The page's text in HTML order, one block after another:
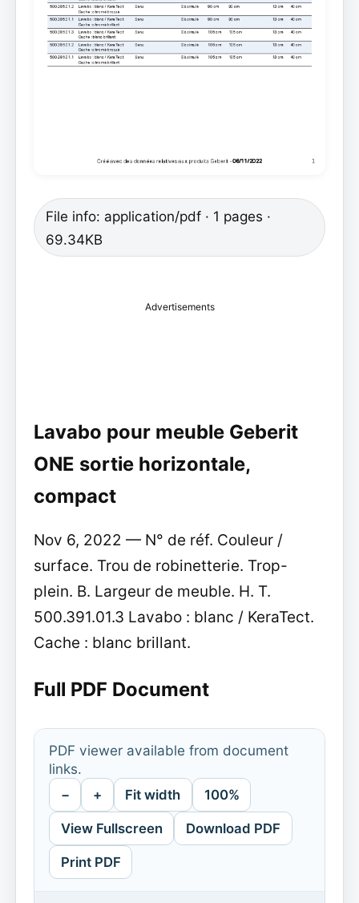
File info: application/pdf · 1 pages ·
69.34KB
Advertisements
Lavabo pour meuble Geberit
ONE sortie horizontale,
compact
Nov 6, 2022 — N° de réf. Couleur /
surface. Trou de robinetterie. Trop-
plein. B. Largeur de meuble. H. T.
500.391.01.3 Lavabo : blanc / KeraTect.
Cache : blanc brillant.
Full PDF Document
PDF viewer available from document
links.
− + Fit width 100%
View Fullscreen Download PDF
Print PDF